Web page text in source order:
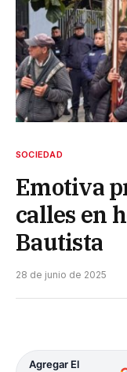
SOCIEDAD
Emotiva
calles en
Bautista
28 de junio de 2025
Agregar El